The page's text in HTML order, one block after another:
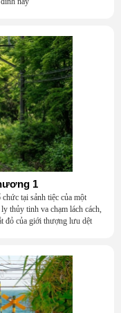
1
tại sảnh tiệc của một
thủy tinh va chạm lách cách,
đỏ của giới thượng lưu dệt